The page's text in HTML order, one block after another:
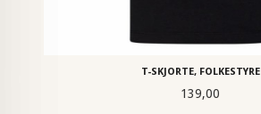
T-SKJORTE, FOLKESTYRE
Pris
139,00